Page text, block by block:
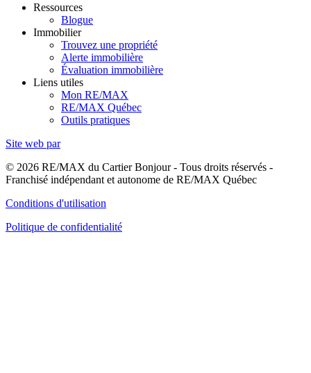
Ressources
Blogue
Immobilier
Trouvez une propriété
Alerte immobilière
Évaluation immobilière
Liens utiles
Mon RE/MAX
RE/MAX Québec
Outils pratiques
Site web par
© 2026 RE/MAX du Cartier Bonjour - Tous droits réservés -
Franchisé indépendant et autonome de RE/MAX Québec
Conditions d'utilisation
Politique de confidentialité